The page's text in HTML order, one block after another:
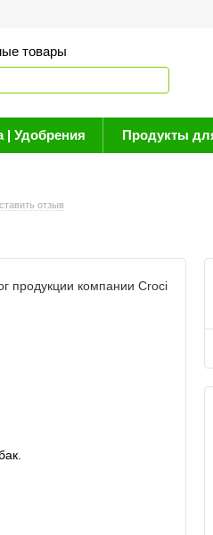
товары
| Удобрения Продукты
отзыв